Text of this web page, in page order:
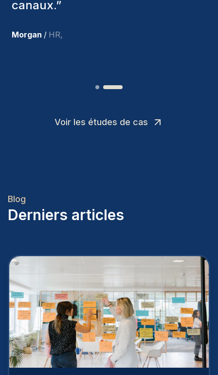
suis très satisfait des nouvelles
Voir les études de cas
Blog
Derniers articles